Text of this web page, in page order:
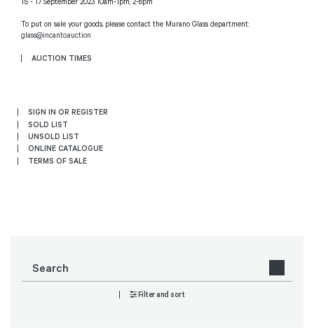
To put on sale your goods, please contact the Murano Glass department:
glass@incanto.auction
AUCTION TIMES
SIGN IN OR REGISTER
SOLD LIST
UNSOLD LIST
ONLINE CATALOGUE
TERMS OF SALE
Filter and sort